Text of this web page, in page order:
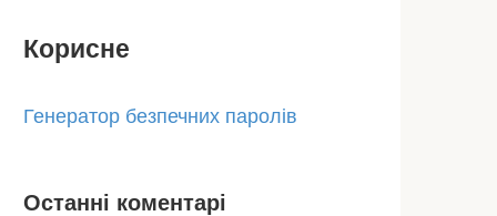
Корисне
Генератор безпечних паролів
Останні коментарі